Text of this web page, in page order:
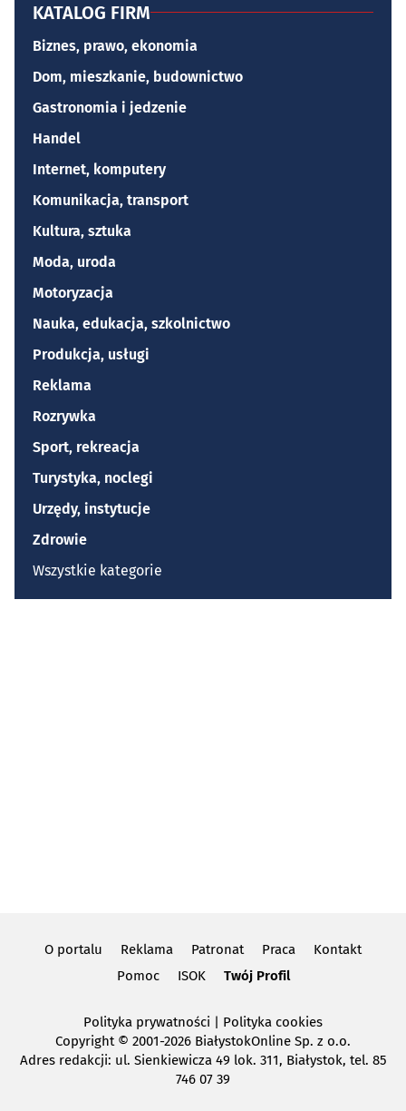
KATALOG FIRM
Biznes, prawo, ekonomia
Dom, mieszkanie, budownictwo
Gastronomia i jedzenie
Handel
Internet, komputery
Komunikacja, transport
Kultura, sztuka
Moda, uroda
Motoryzacja
Nauka, edukacja, szkolnictwo
Produkcja, usługi
Reklama
Rozrywka
Sport, rekreacja
Turystyka, noclegi
Urzędy, instytucje
Zdrowie
Wszystkie kategorie
O portalu Reklama Patronat Praca
Kontakt
Pomoc
ISOK Twój Profil
Polityka prywatności | Polityka cookies
Copyright © 2001-2026 BiałystokOnline Sp. z o.o.
Adres redakcji: ul. Sienkiewicza 49 lok. 311, Białystok, tel. 85
746 07 39